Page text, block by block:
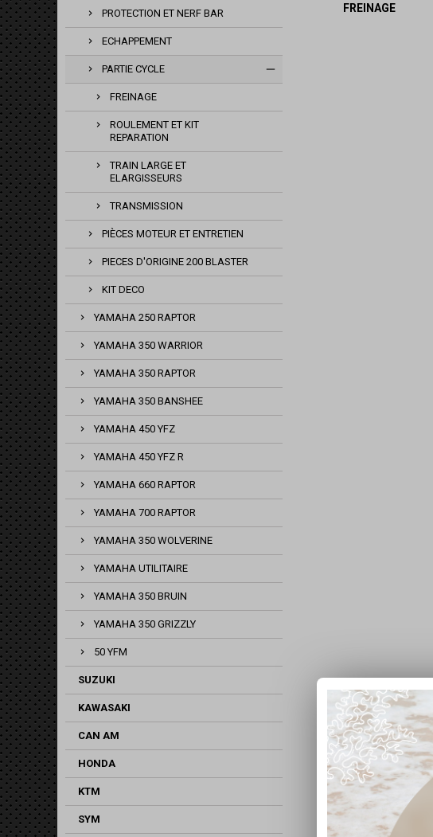
PROTECTION ET NERF BAR
ECHAPPEMENT
PARTIE CYCLE
FREINAGE
ROULEMENT ET KIT
REPARATION
TRAIN LARGE ET
ELARGISSEURS
TRANSMISSION
PIÈCES MOTEUR ET ENTRETIEN
PIECES D'ORIGINE 200 BLASTER
KIT DECO
YAMAHA 250 RAPTOR
YAMAHA 350 WARRIOR
YAMAHA 350 RAPTOR
YAMAHA 350 BANSHEE
YAMAHA 450 YFZ
YAMAHA 450 YFZ R
YAMAHA 660 RAPTOR
YAMAHA 700 RAPTOR
YAMAHA 350 WOLVERINE
YAMAHA UTILITAIRE
YAMAHA 350 BRUIN
YAMAHA 350 GRIZZLY
50 YFM
SUZUKI
KAWASAKI
CAN AM
HONDA
KTM
SYM
FREINAGE